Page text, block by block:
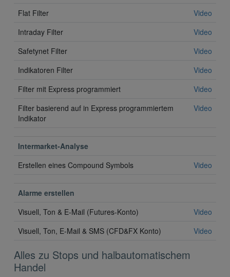
Flat Filter
Video
Intraday Filter
Video
Safetynet Filter
Video
Indikatoren Filter
Video
Filter mit Express programmiert
Video
Filter basierend auf in Express programmiertem
Indikator
Video
Intermarket-Analyse
Erstellen eines Compound Symbols
Video
Alarme erstellen
Visuell, Ton & E-Mail (Futures-Konto)
Video
Visuell, Ton, E-Mail & SMS (CFD&FX Konto)
Video
Alles zu Stops und halbautomatischem
Handel